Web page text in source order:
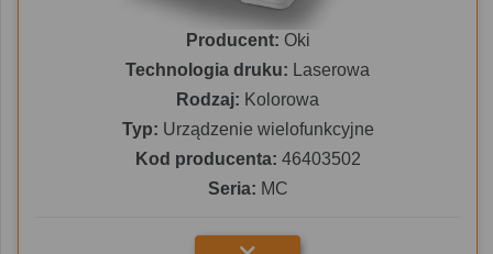
Producent: Oki
Technologia druku: Laserowa
Rodzaj: Kolorowa
Typ: Urządzenie wielofunkcyjne
Kod producenta: 46403502
Seria: MC